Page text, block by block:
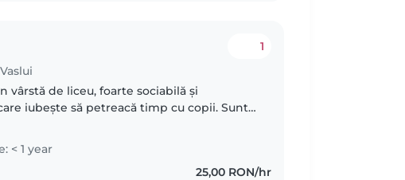
1
vârstă de liceu, foarte sociabilă și
iubește să petreacă timp cu copii. Sunt
< 1 year
25,00 RON/hr